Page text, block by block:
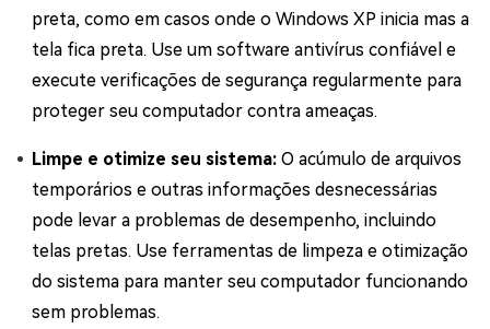
preta, como em casos onde o Windows XP inicia mas a
tela fica preta. Use um software antivírus confiável e
execute verificações de segurança regularmente para
proteger seu computador contra ameaças.
Limpe e otimize seu sistema: O acúmulo de arquivos
temporários e outras informações desnecessárias
pode levar a problemas de desempenho, incluindo
telas pretas. Use ferramentas de limpeza e otimização
do sistema para manter seu computador funcionando
sem problemas.